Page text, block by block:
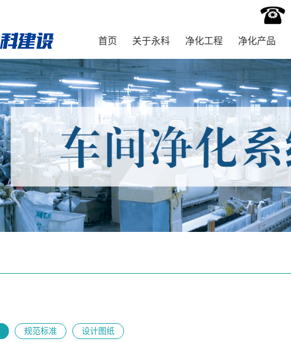
首页 关于永科 净化工程 净化产品
规范标准 设计图纸